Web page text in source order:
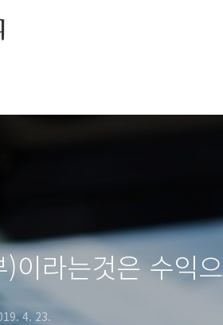
)이라는것은 수익
4. 23.